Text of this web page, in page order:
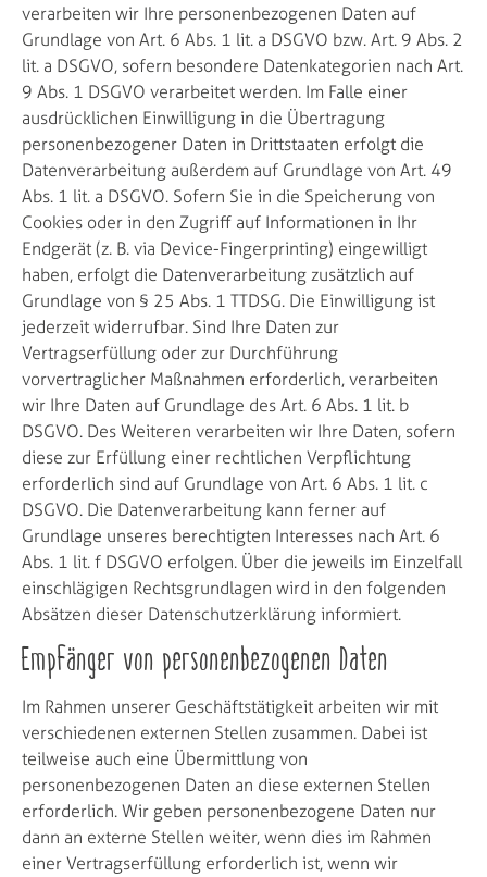
verarbeiten wir Ihre personenbezogenen Daten auf
Grundlage von Art. 6 Abs. 1 lit. a DSGVO bzw. Art. 9 Abs. 2
lit. a DSGVO, sofern besondere Datenkategorien nach Art.
9 Abs. 1 DSGVO verarbeitet werden. Im Falle einer
ausdrücklichen Einwilligung in die Übertragung
personenbezogener Daten in Drittstaaten erfolgt die
Datenverarbeitung außerdem auf Grundlage von Art. 49
Abs. 1 lit. a DSGVO. Sofern Sie in die Speicherung von
Cookies oder in den Zugriff auf Informationen in Ihr
Endgerät (z. B. via Device-Fingerprinting) eingewilligt
haben, erfolgt die Datenverarbeitung zusätzlich auf
Grundlage von § 25 Abs. 1 TTDSG. Die Einwilligung ist
jederzeit widerrufbar. Sind Ihre Daten zur
Vertragserfüllung oder zur Durchführung
vorvertraglicher Maßnahmen erforderlich, verarbeiten
wir Ihre Daten auf Grundlage des Art. 6 Abs. 1 lit. b
DSGVO. Des Weiteren verarbeiten wir Ihre Daten, sofern
diese zur Erfüllung einer rechtlichen Verpflichtung
erforderlich sind auf Grundlage von Art. 6 Abs. 1 lit. c
DSGVO. Die Datenverarbeitung kann ferner auf
Grundlage unseres berechtigten Interesses nach Art. 6
Abs. 1 lit. f DSGVO erfolgen. Über die jeweils im Einzelfall
einschlägigen Rechtsgrundlagen wird in den folgenden
Absätzen dieser Datenschutzerklärung informiert.
Empfänger von personenbezogenen Daten
Im Rahmen unserer Geschäftstätigkeit arbeiten wir mit
verschiedenen externen Stellen zusammen. Dabei ist
teilweise auch eine Übermittlung von
personenbezogenen Daten an diese externen Stellen
erforderlich. Wir geben personenbezogene Daten nur
dann an externe Stellen weiter, wenn dies im Rahmen
einer Vertragserfüllung erforderlich ist, wenn wir